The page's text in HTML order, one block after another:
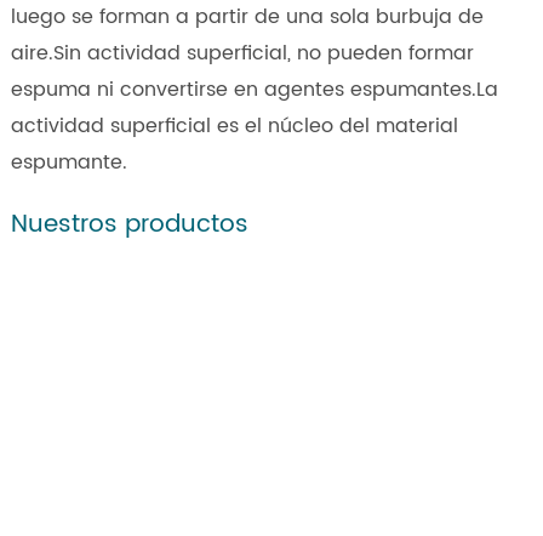
luego se forman a partir de una sola burbuja de
aire.Sin actividad superficial, no pueden formar
espuma ni convertirse en agentes espumantes.La
actividad superficial es el núcleo del material
espumante.
Nuestros productos